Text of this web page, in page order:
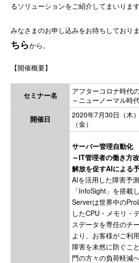
るソリューションをご紹介してまいります
みなさまのお申し込みをお待ちしており
ちらから。
【開催概要】
セミナー名
アフターコロナ時代
～ニューノーマル時
開催日
2020年7月30日（木
（金）
サーバー管理自動化
～IT管理者の働き方
解放を促すAIによる
AIを活用した障害予
「InfoSight」を搭載
Serverは世界中の
したCPU・メモリ・
スデータを専任のチ
より、お客様がご利
障害を未然に防ぐこ
門の方々の負荷軽減